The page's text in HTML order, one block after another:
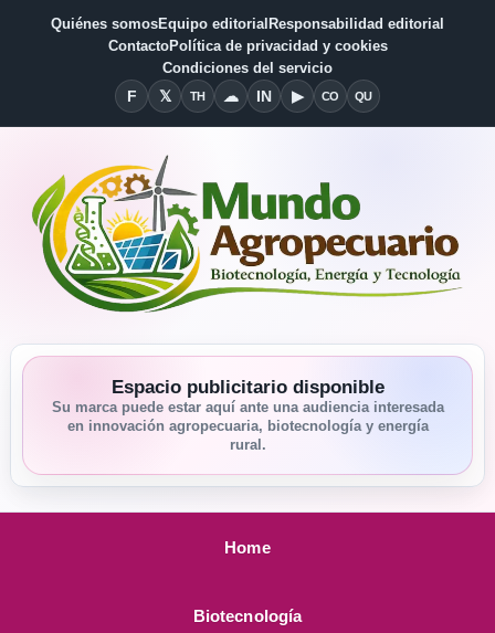
Quiénes somosEquipo editorial Responsabilidad editorial
ContactoPolítica de privacidad y cookies
Condiciones del servicio
FFacebook
𝕏
X THThreads
☁Bluesky
INLinkedin
▶YouTube
COCondiciones del Servicio
QUQuiénes somos
Espacio publicitario disponible
Su marca puede estar aquí ante una audiencia interesada
en innovación agropecuaria, biotecnología y energía
rural.
Home
Biotecnología